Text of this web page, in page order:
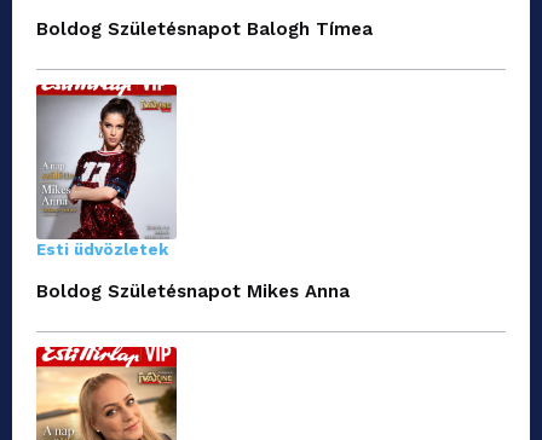
Boldog Születésnapot Balogh Tímea
Esti üdvözletek
Boldog Születésnapot Mikes Anna